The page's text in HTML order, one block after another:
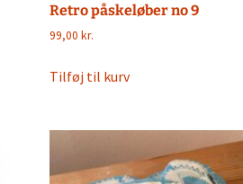
Retro påskeløber no 9
99,00 kr.
Tilføj til kurv